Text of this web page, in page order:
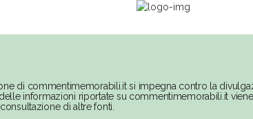
di commentimemorabili.it si impegna contro la
informazioni riportate su commentimemorabili.it
di altre fonti.